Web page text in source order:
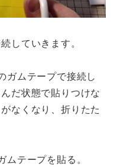
していきます。
ガムテープで接続し
だ状態で貼りつけな
なくなり、折りたた
テープを貼る。